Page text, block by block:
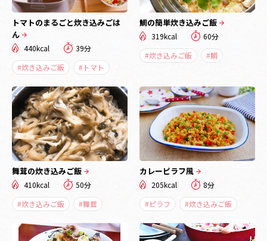
トマトのまるごと炊き込みごは
ん
440kcal
39分
#炊き込みご飯
#トマト
鯛の簡単炊き込みご飯
319kcal
60分
#炊き込みご飯
#鯛
舞茸の炊き込みご飯
410kcal
50分
#炊き込みご飯
#舞茸
カレーピラフ風
205kcal
8分
#ピラフ
#炊き込みご飯